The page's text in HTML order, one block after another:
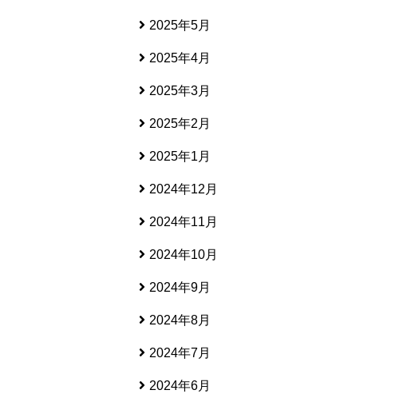
2025年5月
2025年4月
2025年3月
2025年2月
2025年1月
2024年12月
2024年11月
2024年10月
2024年9月
2024年8月
2024年7月
2024年6月